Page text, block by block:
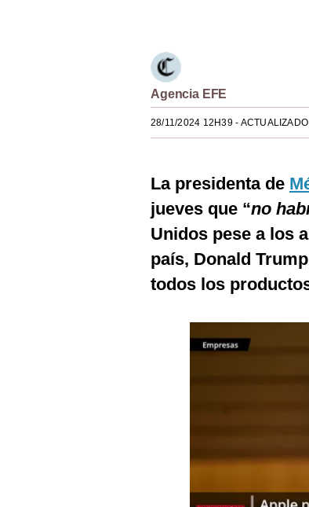
Agencia EFE
28/11/2024 12H39-
La presidenta de
jueves que “no
Unidos pese a los
país, Donald
todos los